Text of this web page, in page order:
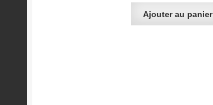
Ajouter au panier